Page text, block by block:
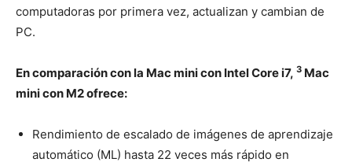
computadoras por primera vez, actualizan y cambian de
PC.
En comparación con la Mac mini con Intel Core i7, 3 Mac
mini con M2 ofrece:
Rendimiento de escalado de imágenes de aprendizaje
automático (ML) hasta 22 veces más rápido en